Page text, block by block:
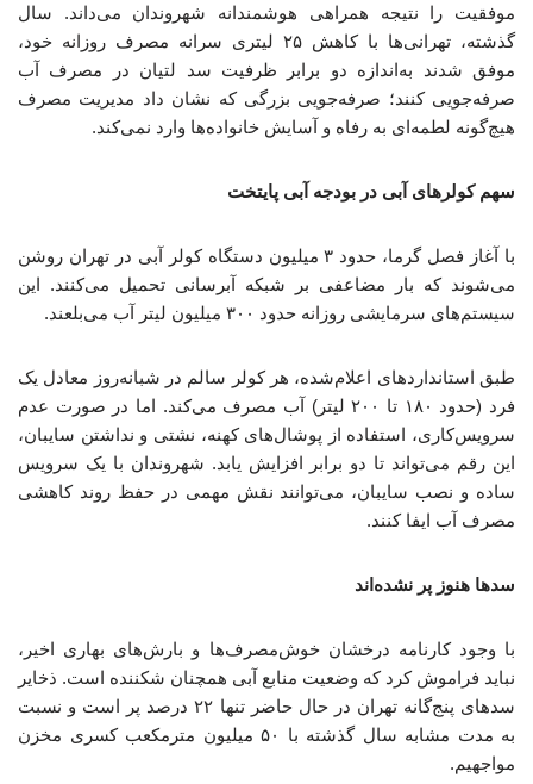
موفقیت را نتیجه همراهی هوشمندانه شهروندان می‌داند. سال
گذشته، تهرانی‌ها با کاهش ۲۵ لیتری سرانه مصرف روزانه خود،
موفق شدند به‌اندازه دو برابر ظرفیت سد لتیان در مصرف آب
صرفه‌جویی کنند؛ صرفه‌جویی بزرگی که نشان داد مدیریت مصرف
هیچ‌گونه لطمه‌ای به رفاه و آسایش خانواده‌ها وارد نمی‌کند.
سهم کولرهای آبی در بودجه آبی پایتخت
با آغاز فصل گرما، حدود ۳ میلیون دستگاه کولر آبی در تهران روشن
می‌شوند که بار مضاعفی بر شبکه آبرسانی تحمیل می‌کنند. این
سیستم‌های سرمایشی روزانه حدود ۳۰۰ میلیون لیتر آب می‌بلعند.
طبق استانداردهای اعلام‌شده، هر کولر سالم در شبانه‌روز معادل یک
فرد (حدود ۱۸۰ تا ۲۰۰ لیتر) آب مصرف می‌کند. اما در صورت عدم
سرویس‌کاری، استفاده از پوشال‌های کهنه، نشتی و نداشتن سایبان،
این رقم می‌تواند تا دو برابر افزایش یابد. شهروندان با یک سرویس
ساده و نصب سایبان، می‌توانند نقش مهمی در حفظ روند کاهشی
مصرف آب ایفا کنند.
سدها هنوز پر نشده‌اند
با وجود کارنامه درخشان خوش‌مصرف‌ها و بارش‌های بهاری اخیر،
نباید فراموش کرد که وضعیت منابع آبی همچنان شکننده است. ذخایر
سدهای پنج‌گانه تهران در حال حاضر تنها ۲۲ درصد پر است و نسبت
به مدت مشابه سال گذشته با ۵۰ میلیون مترمکعب کسری مخزن
مواجهیم.